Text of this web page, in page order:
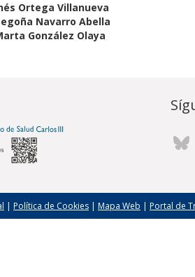
Ortega Villanueva
Navarro Abella
González Olaya
| Política de Cookies | Mapa Web | Portal de